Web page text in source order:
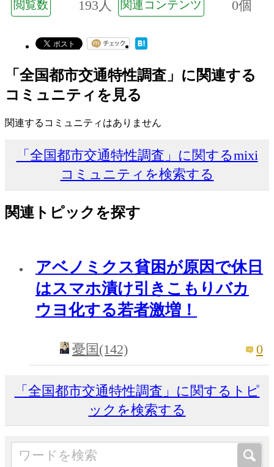
閲覧数 193人 関連コンテンツ 0個
「全国都市交通特性調査」に関連する
コミュニティを見る
関連するコミュニティはありません
「全国都市交通特性調査」に関するmixi
コミュニティを検索する
関連トピックを探す
アベノミクス貧困が原因で休日
はスマホ漬け引きこもりバカ
ウヨ化する若者激増！
憂国(142) 0
「全国都市交通特性調査」に関するトピ
ックを検索する